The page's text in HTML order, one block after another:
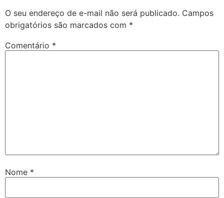
O seu endereço de e-mail não será publicado. Campos
obrigatórios são marcados com *
Comentário *
Nome *